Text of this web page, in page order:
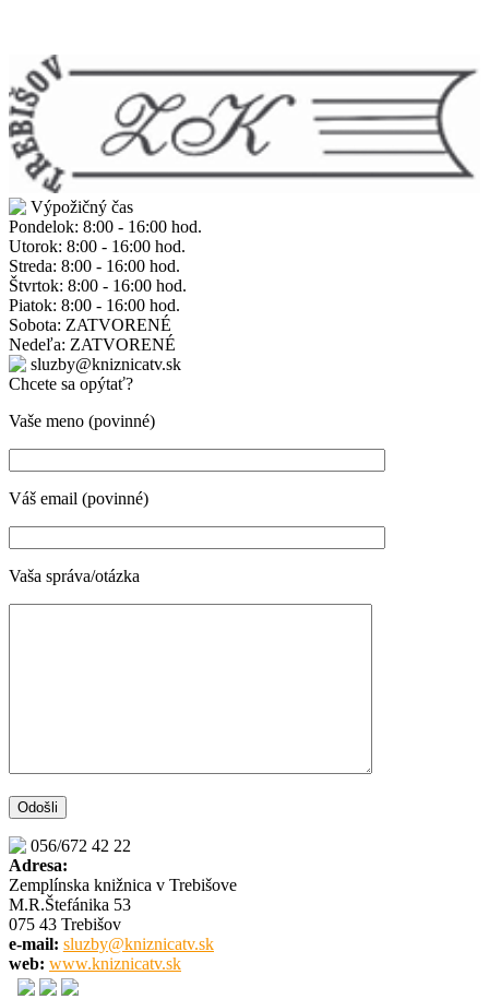
Výpožičný čas
Pondelok: 8:00 - 16:00 hod.
Utorok: 8:00 - 16:00 hod.
Streda: 8:00 - 16:00 hod.
Štvrtok: 8:00 - 16:00 hod.
Piatok: 8:00 - 16:00 hod.
Sobota: ZATVORENÉ
Nedeľa: ZATVORENÉ
sluzby@kniznicatv.sk
Chcete sa opýtať?
Vaše meno (povinné)
Váš email (povinné)
Vaša správa/otázka
056/672 42 22
Adresa:
Zemplínska knižnica v Trebišove
M.R.Štefánika 53
075 43 Trebišov
e-mail: sluzby@kniznicatv.sk
web: www.kniznicatv.sk